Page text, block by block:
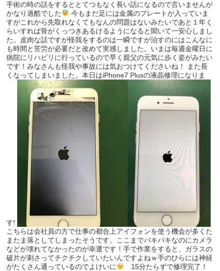
手術の時の話をするととてつもなく長い話になるので言いませんが
かなり過酷でした
今もまだ足には金属のプレートが入っていま
すがこれから先取れなくてもなんの問題はないみたいであと１年く
らいすれば骨がくっつきあるけるようになると聞いて一安心しまし
た。皮肉な話ですが怪我をするのは一瞬ですが治すのにはこんなに
も時間と苦労が必要だと改めて実感しました。いまは毎週金曜日に
病院にリハビリに行っているので早く親父の元気に歩く姿がみたい
です！みなさんも怪我や事故には気おつけてくださいね！ また長
くなってしまいました。本日はiPhone7 Plusの液晶修理になりま
す!
こちらは会社員の方で仕事の都合上アイフォンを使う機会が多くた
またま落としてしまったそうです。ここまでバキバキなのにカメラ
などが壊れてなかったのが幸運です！手で作業をすると、ガラスの
破片が刺さってチクチクしていたいんですよねｗ手のひらには神経
がたくさん通っているのでよけいに
15分たらずで修理完了！